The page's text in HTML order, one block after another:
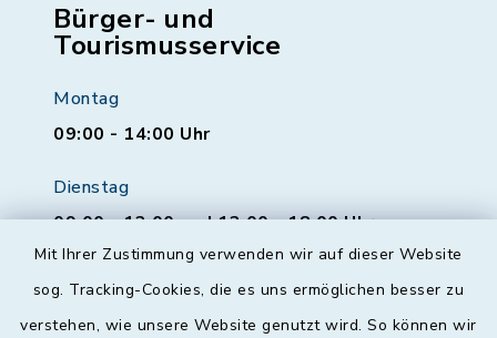
Mit Ihrer Zustimmung verwenden wir auf dieser Website
sog. Tracking-Cookies, die es uns ermöglichen besser zu
verstehen, wie unsere Website genutzt wird. So können wir
Bürger- und
Tourismusservice
Montag
09:00 - 14:00 Uhr
Dienstag
09:00 - 12:00 und 13:00 - 18:00 Uhr